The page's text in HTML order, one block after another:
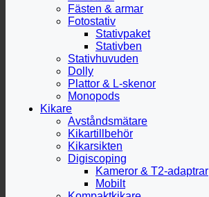
Fästen & armar
Fotostativ
Stativpaket
Stativben
Stativhuvuden
Dolly
Plattor & L-skenor
Monopods
Kikare
Avståndsmätare
Kikartillbehör
Kikarsikten
Digiscoping
Kameror & T2-adaptrar
Mobilt